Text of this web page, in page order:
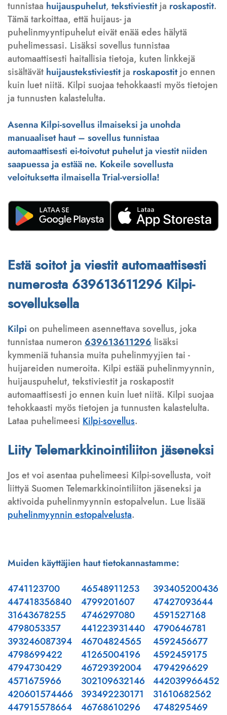
tunnistaa huijauspuhelut, tekstiviestitja roskapostit.
Tämä tarkoittaa, että huijaus- ja
puhelinmyyntipuhelut eivät enää edes hälytä
puhelimessasi. Lisäksi sovellus tunnistaa
automaattisesti haitallisia tietoja, kuten linkkejä
sisältävät huijaustekstiviestitja roskapostitjo ennen
kuin luet niitä. Kilpi suojaa tehokkaasti myös tietojen
ja tunnusten kalastelulta.
Asenna Kilpi-sovellus ilmaiseksi ja unohda
manuaaliset haut – sovellus tunnistaa
automaattisesti ei-toivotut puhelut ja viestit niiden
saapuessa ja estää ne. Kokeile sovellusta
veloituksetta ilmaisella Trial-versiolla!
Estä soitot ja viestit automaattisesti
numerosta 639613611296 Kilpi-
sovelluksella
Kilpi on puhelimeen asennettava sovellus, joka
tunnistaa numeron 639613611296 lisäksi
kymmeniä tuhansia muita puhelinmyyjien tai -
huijareiden numeroita. Kilpi estää puhelinmyynnin,
huijauspuhelut, tekstiviestit ja roskapostit
automaattisesti jo ennen kuin luet niitä. Kilpi suojaa
tehokkaasti myös tietojen ja tunnusten kalastelulta.
Lataa puhelimeesi Kilpi-sovellus.
Liity Telemarkkinointiliiton jäseneksi
Jos et voi asentaa puhelimeesi Kilpi-sovellusta, voit
liittyä Suomen Telemarkkinointiliiton jäseneksi ja
aktivoida puhelinmyynnin estopalvelun. Lue lisää
puhelinmyynnin estopalvelusta.
Muiden käyttäjien haut tietokannastamme:
4741123700
447418356840
31643678255
4798053357
393246087394
4798699422
4794730429
4571675966
420601574466
447915578664
46548911253
4799201607
4746297080
441223931440
46704824565
41265004196
46729392004
302109632146
393492230171
46768610296
393405200436
47427093644
4591527168
4790646781
4592456677
4592459175
4794296629
442039966452
31610682562
4748295469